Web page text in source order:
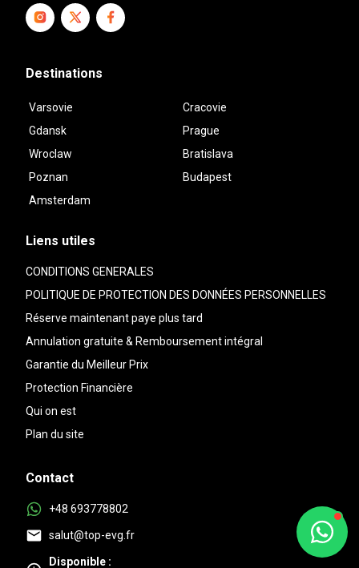
Destinations
Varsovie
Cracovie
Gdansk
Prague
Wroclaw
Bratislava
Poznan
Budapest
Amsterdam
Liens utiles
CONDITIONS GENERALES
POLITIQUE DE PROTECTION DES DONNÉES PERSONNELLES
Réserve maintenant paye plus tard
Annulation gratuite & Remboursement intégral
Garantie du Meilleur Prix
Protection Financière
Qui on est
Plan du site
Contact
+48 693778802
salut@top-evg.fr
Disponible :